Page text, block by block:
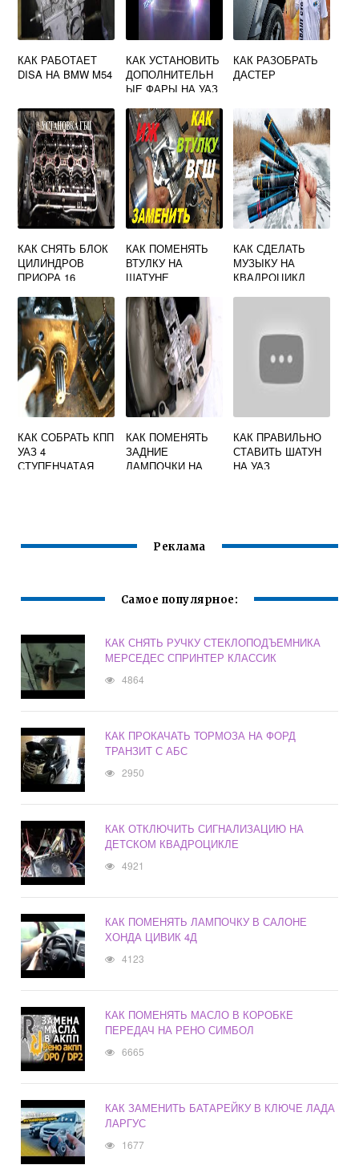
КАК РАБОТАЕТ
DISA НА BMW M54
КАК УСТАНОВИТЬ
ДОПОЛНИТЕЛЬН
ЫЕ ФАРЫ НА УАЗ
КАК РАЗОБРАТЬ
ДАСТЕР
КАК СНЯТЬ БЛОК
ЦИЛИНДРОВ
ПРИОРА 16
КАК ПОМЕНЯТЬ
ВТУЛКУ НА
ШАТУНЕ
МИНСК НЕ
СНИМАЯ
КОЛЕНВАЛА
КАК СДЕЛАТЬ
МУЗЫКУ НА
КВАДРОЦИКЛ
КАК СОБРАТЬ КПП
УАЗ 4
СТУПЕНЧАТАЯ
КАК ПОМЕНЯТЬ
ЗАДНИЕ
ЛАМПОЧКИ НА
КАК ПРАВИЛЬНО
СТАВИТЬ ШАТУН
НА УАЗ
Реклама
Самое популярное:
КАК СНЯТЬ РУЧКУ СТЕКЛОПОДЪЕМНИКА
МЕРСЕДЕС СПРИНТЕР КЛАССИК
4864
КАК ПРОКАЧАТЬ ТОРМОЗА НА ФОРД
ТРАНЗИТ С АБС
2950
КАК ОТКЛЮЧИТЬ СИГНАЛИЗАЦИЮ НА
ДЕТСКОМ КВАДРОЦИКЛЕ
4921
КАК ПОМЕНЯТЬ ЛАМПОЧКУ В САЛОНЕ
ХОНДА ЦИВИК 4Д
4123
КАК ПОМЕНЯТЬ МАСЛО В КОРОБКЕ
ПЕРЕДАЧ НА РЕНО СИМБОЛ
6665
КАК ЗАМЕНИТЬ БАТАРЕЙКУ В КЛЮЧЕ ЛАДА
ЛАРГУС
1677